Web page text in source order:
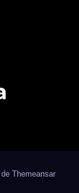
Themeansar